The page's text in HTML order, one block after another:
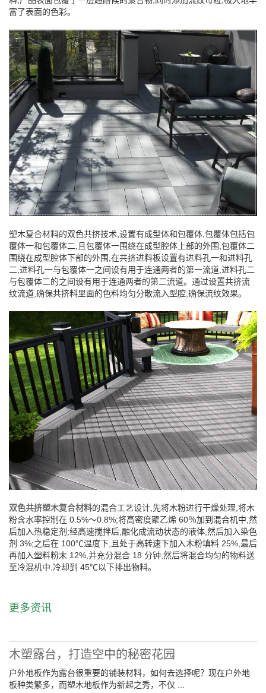
富了表面的色彩。
塑木复合材料的双色共挤技术,设置有成型体和包覆体,包覆体包括包
覆体一和包覆体二,且包覆体一围绕在成型腔体上部的外围,包覆体二
围绕在成型腔体下部的外围,在共挤进料板设置有进料孔一和进料孔
二,进料孔一与包覆体一之间设有用于连通两者的第一流道,进料孔二
与包覆体二的之间设有用于连通两者的第二流道。通过设置共挤流
纹流道,确保共挤料里面的色料均匀分散流入型腔,确保流纹效果。
双色共挤塑木复合材料的混合工艺设计,先将木粉进行干燥处理,将木
粉含水率控制在 0.5%～0.8%;将高密度聚乙烯 60％加到混合机中,然
后加入热稳定剂;经高速搅拌后,融化成流动状态的液体,然后加入染色
剂 3%;之后在 100℃温度下,且处于高转速下加入木粉填料 25%,最后
再加入塑料粉末 12%,并充分混合 18 分钟,然后将混合均匀的物料送
至冷混机中,冷却到 45℃以下排出物料。
更多资讯
木塑露台，打造空中的秘密花园
户外地板作为露台很重要的铺装材料，如何去选择呢？现在户外地
板种类繁多，而塑木地板作为新起之秀，不仅 ...